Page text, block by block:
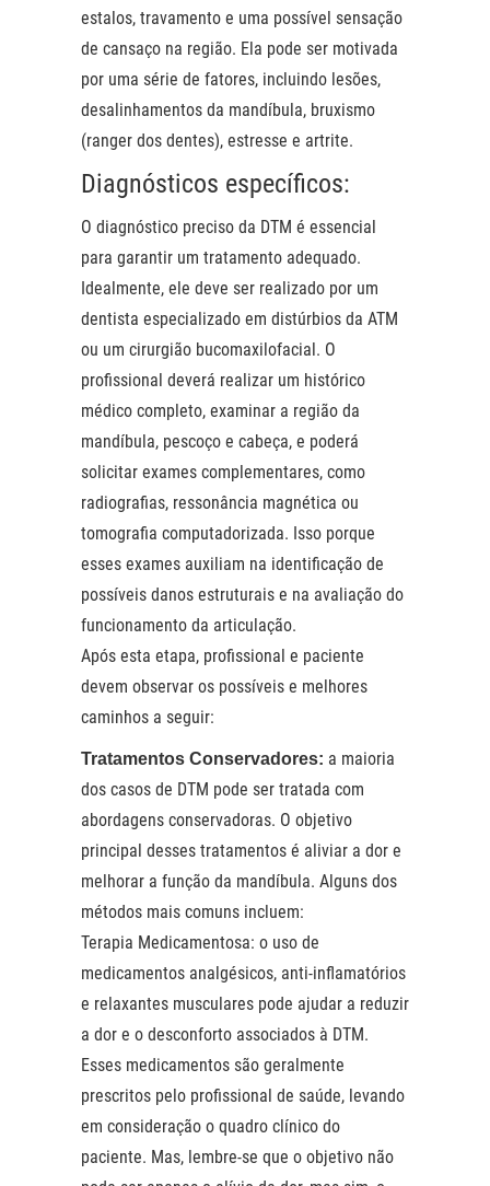
estalos, travamento e uma possível sensação
de cansaço na região. Ela pode ser motivada
por uma série de fatores, incluindo lesões,
desalinhamentos da mandíbula, bruxismo
(ranger dos dentes), estresse e artrite.
Diagnósticos específicos:
O diagnóstico preciso da DTM é essencial
para garantir um tratamento adequado.
Idealmente, ele deve ser realizado por um
dentista especializado em distúrbios da ATM
ou um cirurgião bucomaxilofacial. O
profissional deverá realizar um histórico
médico completo, examinar a região da
mandíbula, pescoço e cabeça, e poderá
solicitar exames complementares, como
radiografias, ressonância magnética ou
tomografia computadorizada. Isso porque
esses exames auxiliam na identificação de
possíveis danos estruturais e na avaliação do
funcionamento da articulação.
Após esta etapa, profissional e paciente
devem observar os possíveis e melhores
caminhos a seguir:
Tratamentos Conservadores: a maioria
dos casos de DTM pode ser tratada com
abordagens conservadoras. O objetivo
principal desses tratamentos é aliviar a dor e
melhorar a função da mandíbula. Alguns dos
métodos mais comuns incluem:
Terapia Medicamentosa: o uso de
medicamentos analgésicos, anti-inflamatórios
e relaxantes musculares pode ajudar a reduzir
a dor e o desconforto associados à DTM.
Esses medicamentos são geralmente
prescritos pelo profissional de saúde, levando
em consideração o quadro clínico do
paciente. Mas, lembre-se que o objetivo não